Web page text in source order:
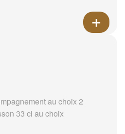
au choix 2
33 cl au choix